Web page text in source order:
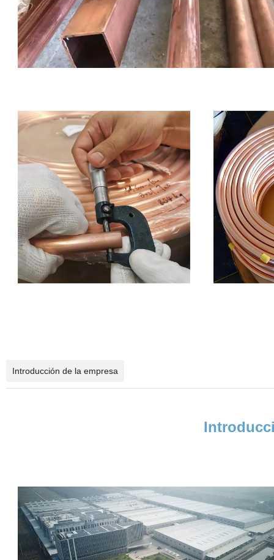
Introducción de la empresa